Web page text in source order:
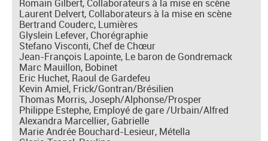
Romain Gilbert, Collaborateurs à la mise en scène
Laurent Delvert, Collaborateurs à la mise en scène
Bertrand Couderc, Lumières
Glyslein Lefever, Chorégraphie
Stefano Visconti, Chef de Chœur
Jean-François Lapointe, Le baron de Gondremack
Marc Mauillon, Bobinet
Eric Huchet, Raoul de Gardefeu
Kevin Amiel, Frick/Gontran/Brésilien
Thomas Morris, Joseph/Alphonse/Prosper
Philippe Estephe, Employé de gare /Urbain/Alfred
Alexandra Marcellier, Gabrielle
Marie Andrée Bouchard-Lesieur, Métella